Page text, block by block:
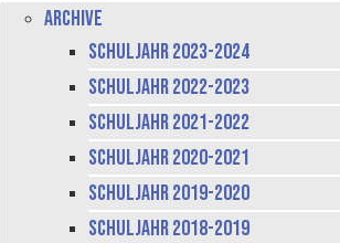
Archive
Schuljahr 2023-2024
Schuljahr 2022-2023
Schuljahr 2021-2022
Schuljahr 2020-2021
Schuljahr 2019-2020
Schuljahr 2018-2019